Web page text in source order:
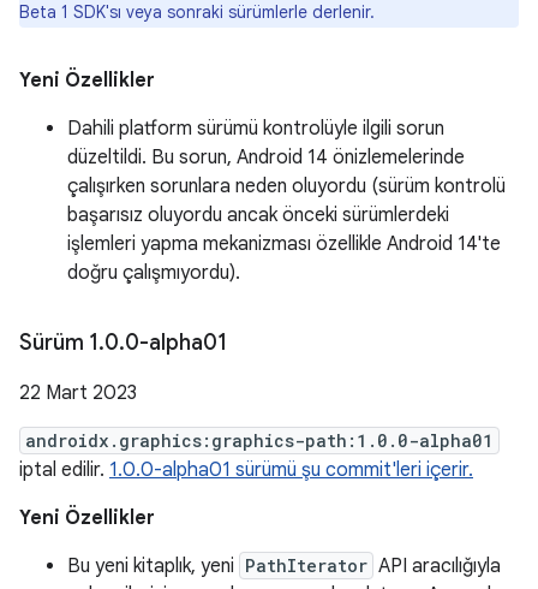
Beta 1 SDK'sı veya sonraki sürümlerle derlenir.
Yeni Özellikler
Dahili platform sürümü kontrolüyle ilgili sorun
düzeltildi. Bu sorun, Android 14 önizlemelerinde
çalışırken sorunlara neden oluyordu (sürüm kontrolü
başarısız oluyordu ancak önceki sürümlerdeki
işlemleri yapma mekanizması özellikle Android 14'te
doğru çalışmıyordu).
Sürüm 1.0.0-alpha01
22 Mart 2023
androidx.graphics:graphics-path:1.0.0-alpha01
iptal edilir. 1.0.0-alpha01 sürümü şu commit'leri içerir.
Yeni Özellikler
Bu yeni kitaplık, yeni PathIterator API aracılığıyla